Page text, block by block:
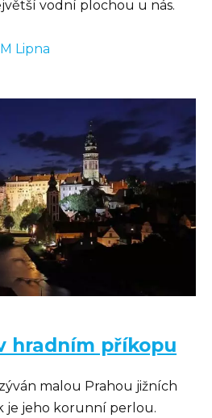
vodní plochou u nás.
Lipna
hradním příkopu
malou Prahou jižních
je jeho korunní perlou.